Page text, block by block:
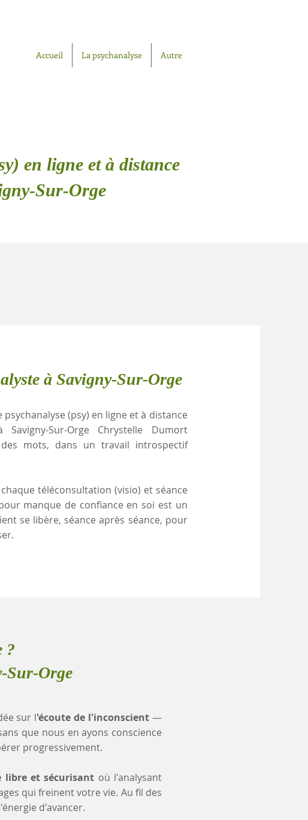
Accueil La psychanalyse Autre
en ligne et à distance
Sur-Orge
à Savigny-Sur-Orge
(psy) en ligne et à distance
Sur-Orge Chrystelle Dumort
mots, dans un travail introspectif
téléconsultation (visio) et séance
manque de confiance en soi est un
se libère, séance après séance, pour
?
Sur-Orge
sur l'écoute de l'inconscient—
que nous en ayons conscience
progressivement.
libre et sécurisant où l'analysant
qui freinent votre vie. Au fil des
d'avancer.